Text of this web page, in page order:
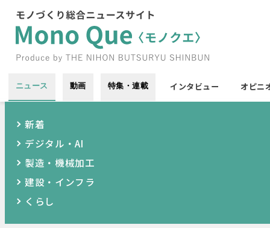
ニュース 動画 特集・連載 インタビュー オピニ
新着
デジタル・AI
製造・機械加工
建設・インフラ
くらし